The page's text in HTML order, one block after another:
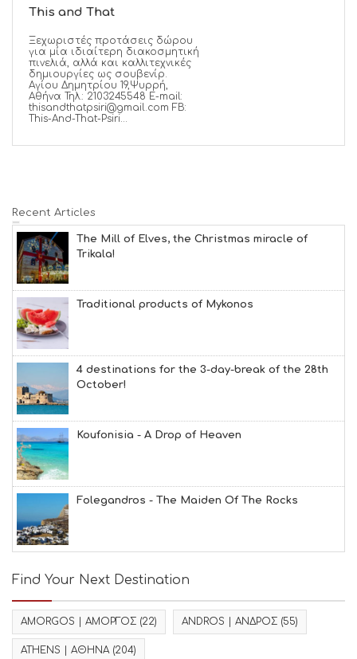
This and That
Ξεχωριστές προτάσεις δώρου
για μία ιδιαίτερη διακοσμητική
πινελιά, αλλά και καλλιτεχνικές
δημιουργίες ως σουβενίρ.
Αγίου Δημητρίου 19,Ψυρρή,
Αθήνα Τηλ.: 2103245548 E-mail:
thisandthatpsiri@gmail.com FB:
This-And-That-Psiri...
Recent Articles
The Mill of Elves, the Christmas miracle of
Trikala!
Traditional products of Mykonos
4 destinations for the 3-day-break of the 28th
October!
Koufonisia - A Drop of Heaven
Folegandros - The Maiden Of The Rocks
Find Your Next Destination
AMORGOS | ΑΜΟΡΓΟΣ (22) ANDROS | ΑΝΔΡΟΣ (55)
ATHENS | ΑΘΗΝΑ(204)